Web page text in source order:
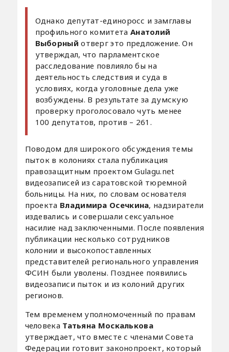
Однако депутат-единоросс и замглавы
профильного комитета Анатолий
Выборныйотверг это предложение. Он
утверждал, что парламентское
расследование повлияло бы на
деятельность следствия и суда в
условиях, когда уголовные дела уже
возбуждены. В результате за думскую
проверку проголосовало чуть менее
100 депутатов, против – 261.
Поводом для широкого обсуждения темы
пыток в колониях стала публикация
правозащитным проектом Gulagu.net
видеозаписей из саратовской тюремной
больницы. На них, по словам основателя
проекта Владимира Осечкина, надзиратели
издевались и совершали сексуальное
насилие над заключенными. После появления
публикации несколько сотрудников
колонии и высокопоставленных
представителей регионального управления
ФСИН были уволены. Позднее появились
видеозаписи пыток и из колоний других
регионов.
Тем временем уполномоченный по правам
человека Татьяна Москалькова
утверждает, что вместе с членами Совета
Федерации готовит законопроект, который